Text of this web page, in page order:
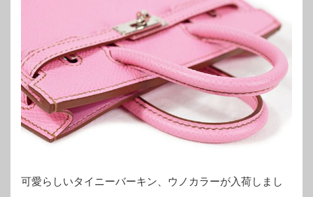
可愛らしいタイニーバーキン、ウノカラーが入荷しまし